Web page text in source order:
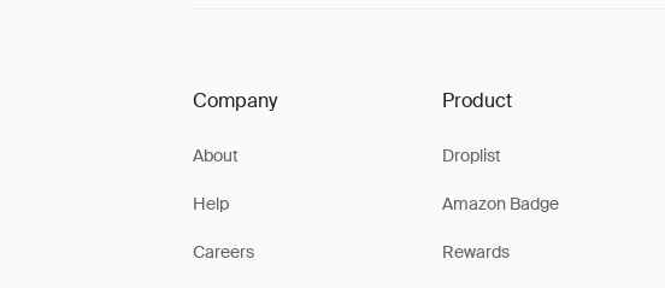
Company
About
Help
Careers
Product
Droplist
Amazon Badge
Rewards